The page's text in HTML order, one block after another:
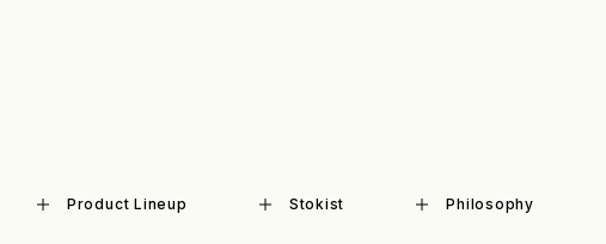
Product Lineup Stokist Philosophy